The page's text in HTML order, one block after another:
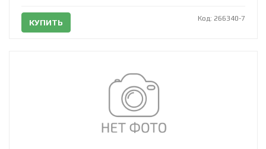
КУПИТЬ Код: 266340-7